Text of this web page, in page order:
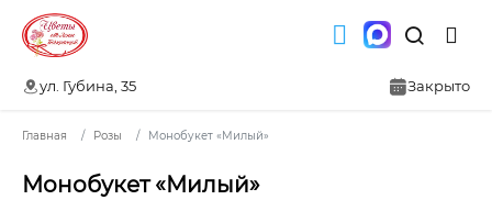
ул. Губина, 35 Закрыто
Главная Розы Монобукет «Милый»
Монобукет «Милый»